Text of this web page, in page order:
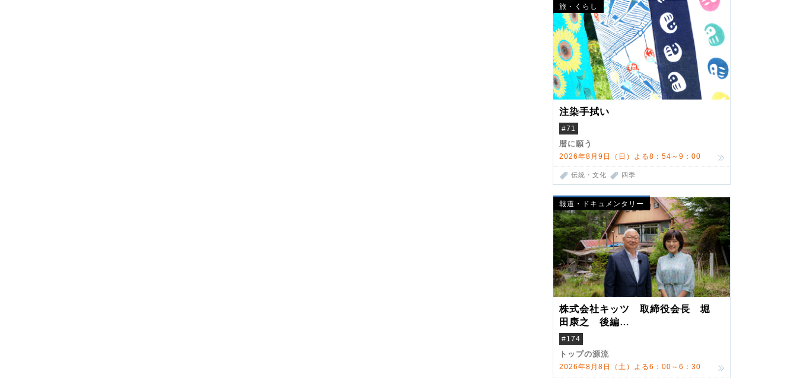
旅・くらし
注染手拭い
#71
暦に願う
2026年8月9日（日）よる8：54～9：00
伝統・文化 四季
報道・ドキュメンタリー
株式会社キッツ 取締役会長 堀
田康之 後編
米国駐在でも浮かんだ八ヶ岳 山
小屋を営んだ父母
#174
トップの源流
2026年8月8日（土）よる6：00～6：30